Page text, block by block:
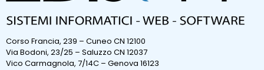
Corso Francia, 239 – Cuneo CN 12100
Via Bodoni, 23/25 – Saluzzo CN 12037
Vico Carmagnola, 7/14C – Genova 16123